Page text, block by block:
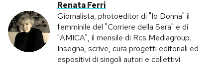
Tecnologia
Internet
Scienza
Storie/Idee
Ok Boomer!
Media
Europa
Renata Ferri
Giornalista, photoeditor di "Io Donna" il
femminile del "Corriere della Sera" e di
"AMICA", il mensile di Rcs Mediagroup.
Insegna, scrive, cura progetti editoriali ed
espositivi di singoli autori e collettivi.